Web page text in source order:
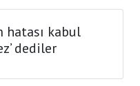
hatası kabul
dediler